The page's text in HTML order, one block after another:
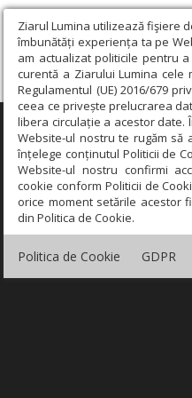
Ziarul Lumina utilizează fişiere
îmbunătăți experiența ta pe
am actualizat politicile pentru
curentă a Ziarului Lumina
Regulamentul (UE) 2016/679
ceea ce privește prelucrarea
libera circulație a acestor date.
Website-ul nostru te rugăm să
înțelege conținutul Politicii de
Website-ul nostru confirmi
cookie conform Politicii de
orice moment setările acestor
din Politica de Cookie.
Politica de Cookie GDPR